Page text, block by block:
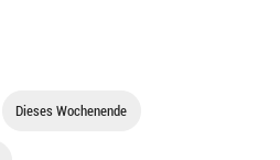
Dieses Wochenende